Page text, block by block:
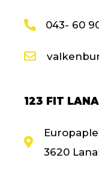
043- 60
123 FIT
3620